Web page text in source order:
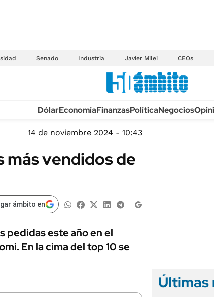
Senado Industria Javier Milei CEOs
TECNOLOGÍA
MÉXICO
MUNDO
LIFESTYLE
AUTOS
DólarEconomíaFinanzasPolíticaNegocios
14 de noviembre 2024 - 10:43
más vendidos de
ámbito en
pedidas este año en el
En la cima del top 10 se
Últimas